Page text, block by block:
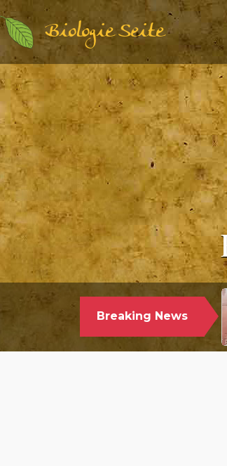
Biologie Seite
Breaking News
Paläontologie | Säugetierkunde |17.12.2024
PALÄONTOLOGEN STELLEN DEN
WELTWEIT ÄLTESTEN VORFAHREN
DER SÄUGETIERE VOR